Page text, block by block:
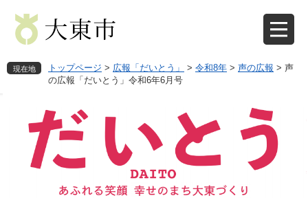
先
を 現在地 トップページ > 広報「だいとう」 > 令和8年 > 声の広報 > 声
の広報「だいとう」令和6年6月号